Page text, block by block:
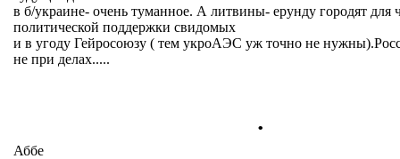
в б/украине- очень туманное. А литвины- ерунду городят для
политической поддержки свидомых
и в угоду Гейросоюзу ( тем укроАЭС уж точно не
не при делах.....
.
Аббе